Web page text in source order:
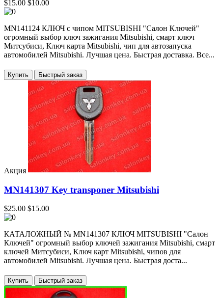
$15.00 $10.00
MN141124 КЛЮЧ с чипом MITSUBISHI "Салон Ключей"
огромный выбор ключ зажигания Mitsubishi, смарт ключ
Митсубиси, Ключ карта Mitsubishi, чип для автозапуска
автомобилей Mitsubishi. Лучшая цена. Быстрая доставка. Все...
Купить
Акция
MN141307 Key transponer Mitsubishi
$25.00 $15.00
КАТАЛОЖНЫЙ № MN141307 КЛЮЧ MITSUBISHI "Салон
Ключей" огромный выбор ключей зажигания Mitsubishi, смарт
ключей Митсубиси, Ключ карт Mitsubishi, чипов для
автомобилей Mitsubishi. Лучшая цена. Быстрая доста...
Купить